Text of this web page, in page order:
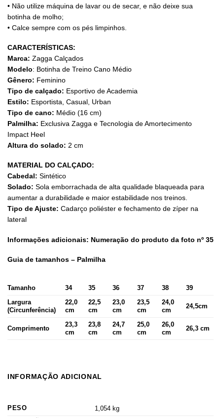
• Não utilize máquina de lavar ou de secar, e não deixe sua
botinha de molho;
• Calce sempre com os pés limpinhos.
CARACTERÍSTICAS:
Marca: Zagga Calçados
Modelo: Botinha de Treino Cano Médio
Gênero: Feminino
Tipo de calçado: Esportivo de Academia
Estilo: Esportista, Casual, Urban
Tipo de cano: Médio (16 cm)
Palmilha: Exclusiva Zagga e Tecnologia de Amortecimento
Impact Heel
Altura do solado: 2 cm
MATERIAL DO CALÇADO:
Cabedal: Sintético
Solado: Sola emborrachada de alta qualidade blaqueada para
aumentar a durabilidade e maior estabilidade nos treinos.
Tipo de Ajuste: Cadarço poliéster e fechamento de zíper na
lateral
Informações adicionais: Numeração do produto da foto nº 35
Guia de tamanhos – Palmilha
Tamanho 34 35 36 37 38 39
Largura
(Circunferência)
22,0
cm
22,5
cm
23,0
cm
23,5
cm
24,0
cm
24,5cm
Comprimento
23,3
cm
23,8
cm
24,7
cm
25,0
cm
26,0
cm
26,3 cm
INFORMAÇÃO ADICIONAL
PESO
1,054 kg